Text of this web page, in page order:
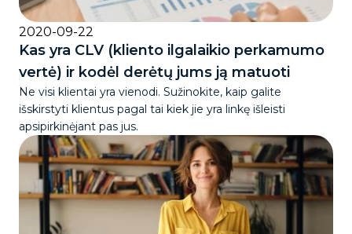
2020-09-22
Kas yra CLV (kliento ilgalaikio perkamumo
vertė) ir kodėl derėtų jums ją matuoti
Ne visi klientai yra vienodi. Sužinokite, kaip galite
išskirstyti klientus pagal tai kiek jie yra linkę išleisti
apsipirkinėjant pas jus.